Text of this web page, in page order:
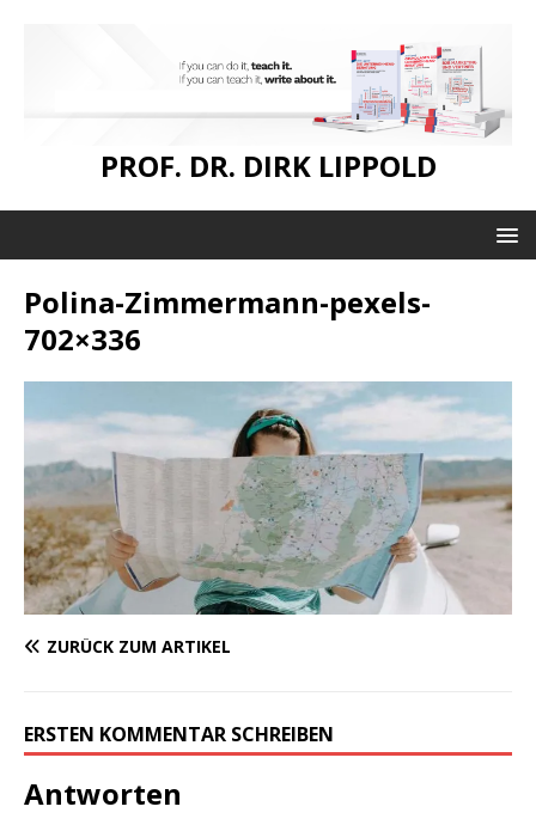
PROF. DR. DIRK LIPPOLD
Polina-Zimmermann-pexels-
702×336
ZURÜCK ZUM ARTIKEL
ERSTEN KOMMENTAR SCHREIBEN
Antworten